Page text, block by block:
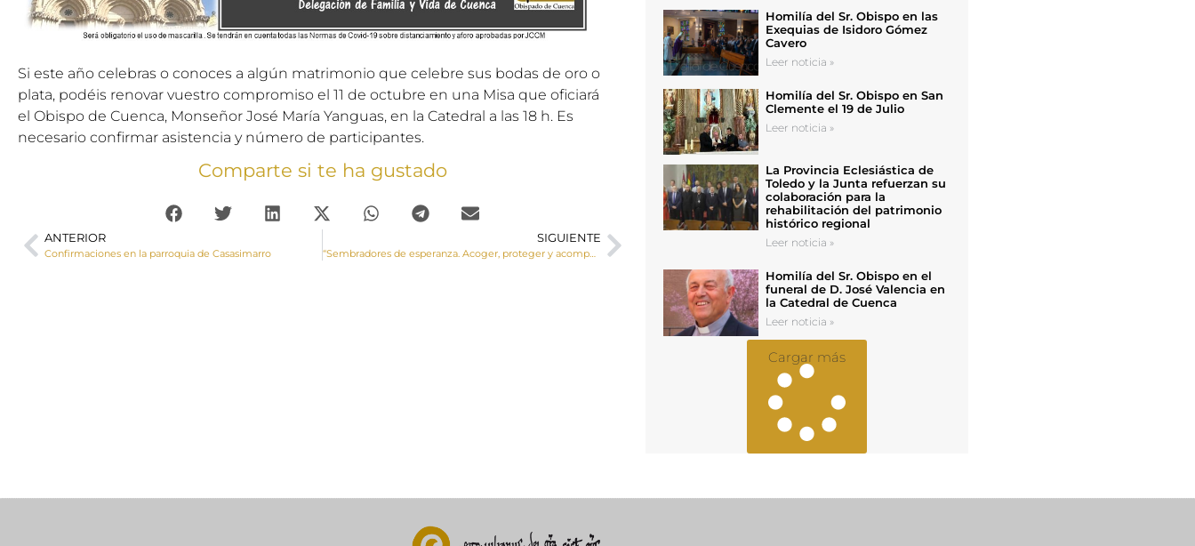
Si este año celebras o conoces a algún matrimonio que celebre sus bodas de oro o
plata, podéis renovar vuestro compromiso el 11 de octubre en una Misa que oficiará
el Obispo de Cuenca, Monseñor José María Yanguas, en la Catedral a las 18 h. Es
necesario confirmar asistencia y número de participantes.
Comparte si te ha gustado
ANTERIOR
Confirmaciones en la parroquia de Casasimarro
SIGUIENTE
“Sembradores de esperanza. Acoger, proteger y acompañar en la etapa final de esta vida”
Homilía del Sr. Obispo en las
Exequias de Isidoro Gómez
Cavero
Leer noticia »
Homilía del Sr. Obispo en San
Clemente el 19 de Julio
Leer noticia »
La Provincia Eclesiástica de
Toledo y la Junta refuerzan su
colaboración para la
rehabilitación del patrimonio
histórico regional
Leer noticia »
Homilía del Sr. Obispo en el
funeral de D. José Valencia en
la Catedral de Cuenca
Leer noticia »
Cargar más